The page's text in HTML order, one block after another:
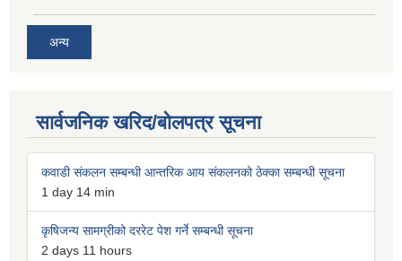
अन्य
सार्वजनिक खरिद/बोलपत्र सूचना
कवाडी संकलन सम्बन्धी आन्तरिक आय संकलनको ठेक्का सम्बन्धी सूचना
1 day 14 min
कृषिजन्य सामग्रीको दररेट पेश गर्ने सम्बन्धी सूचना
2 days 11 hours